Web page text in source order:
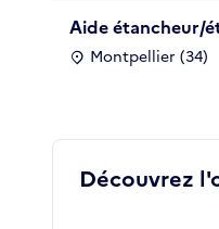
Aide étancheur/
Montpellier (34)
Découvrez